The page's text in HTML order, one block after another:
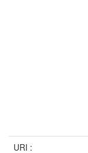
URI :